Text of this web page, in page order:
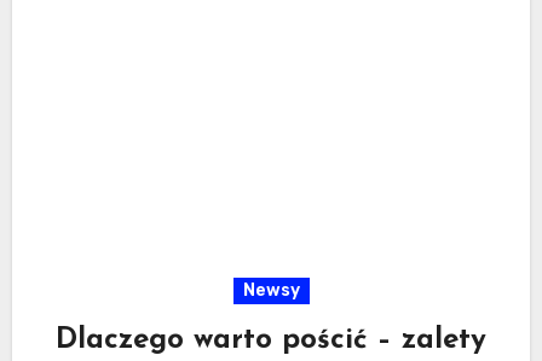
Newsy
Dlaczego warto pościć – zalety